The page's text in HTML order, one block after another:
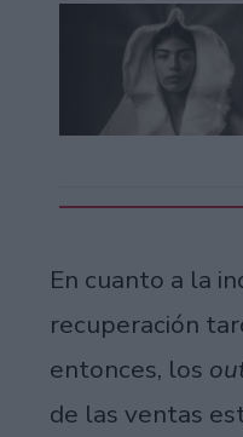
En cuanto a la
recuperación
entonces, los
de las ventas